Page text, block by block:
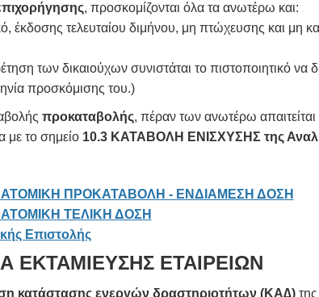
, προσκομίζονται όλα τα ανωτέρω και:
έκδοσης τελευταίου διμήνου, μη πτώχευσης και μη
των δικαιούχων συνιστάται το πιστοποιητικό να
προσκόμισης του.)
προκαταβολής, πέραν των ανωτέρω
το σημείο 10.3 ΚΑΤΑΒΟΛΗ ΕΝΙΣΧΥΣΗΣ της
ΑΤΟΜΙΚΗ ΠΡΟΚΑΤΑΒΟΛΗ - ΕΝΔΙΑΜΕΣΗ ΔΟΣΗ
ΤΕΛΙΚΗ ΔΟΣΗ
Επιστολής
ΕΚΤΑΜΙΕΥΣΗΣ ΕΤΑΙΡΕΙΩΝ
κατάστασης ενεργών δραστηριοτήτων (ΚΑ∆)